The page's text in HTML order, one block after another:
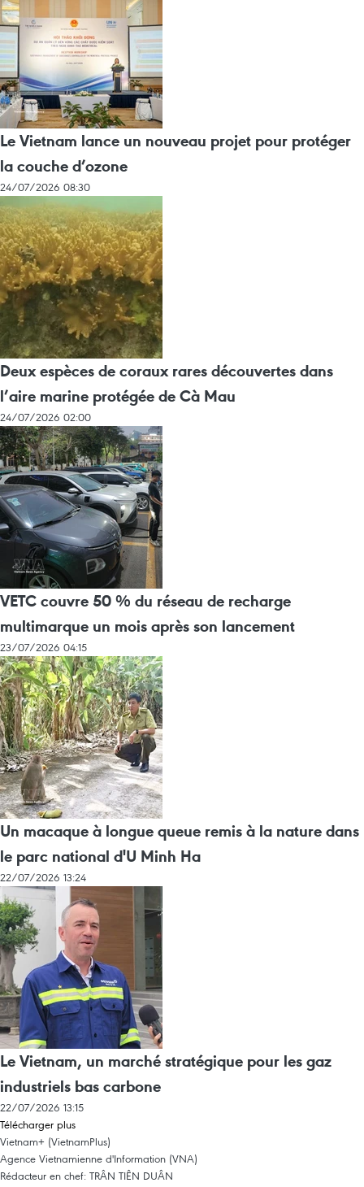
Le Vietnam lance un nouveau projet pour protéger
la couche d’ozone
24/07/2026 08:30
Deux espèces de coraux rares découvertes dans
l’aire marine protégée de Cà Mau
24/07/2026 02:00
VETC couvre 50 % du réseau de recharge
multimarque un mois après son lancement
23/07/2026 04:15
Un macaque à longue queue remis à la nature dans
le parc national d'U Minh Ha
22/07/2026 13:24
Le Vietnam, un marché stratégique pour les gaz
industriels bas carbone
22/07/2026 13:15
Télécharger plus
Vietnam+ (VietnamPlus)
Agence Vietnamienne d'Information (VNA)
Rédacteur en chef: TRÂN TIÊN DUÂN